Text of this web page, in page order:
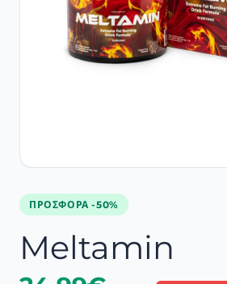
ΠΡΟΣΦΟΡΆ -50%
Meltamin